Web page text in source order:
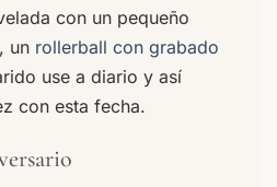
con un pequeño
un rollerball con grabado
use a diario y así
con esta fecha.